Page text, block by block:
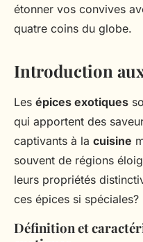
étonner vos convives
quatre coins du globe.
Introduction
Les épices exotiques
qui apportent des
captivants à la cuisine
souvent de régions
leurs propriétés
ces épices si spéciales?
Définition et